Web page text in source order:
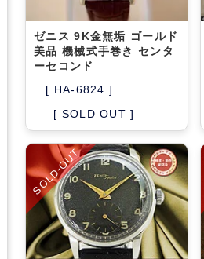
ゼニス 9K金無垢 ゴールド
美品 機械式手巻き センタ
ーセコンド
[ HA-6824 ]
[ SOLD OUT ]
SOLD-OUT